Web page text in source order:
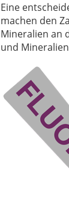
Eine
machen den
Mineralien an
und